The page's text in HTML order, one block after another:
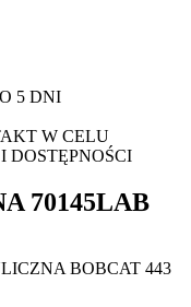
5 DNI
W CELU
DOSTĘPNOŚCI
70145LAB
BOBCAT 443